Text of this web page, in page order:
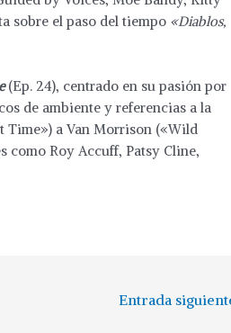
sobre el paso del tiempo «Diablos,
(Ep. 24), centrado en su pasión por
de ambiente y referencias a la
Time») a Van Morrison («Wild
como Roy Accuff, Patsy Cline,
Entrada